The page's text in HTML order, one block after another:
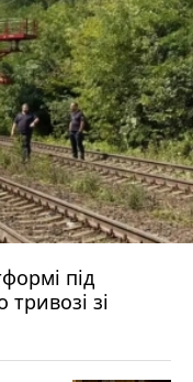
під
зі